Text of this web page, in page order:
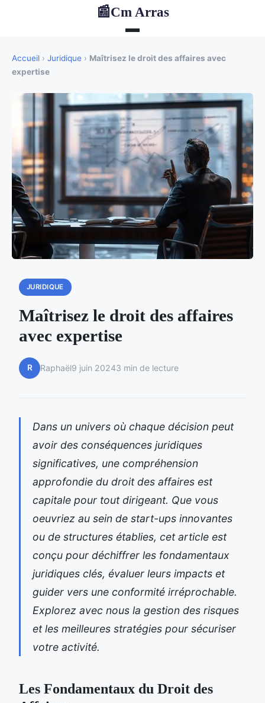
📰Cm Arras
Accueil › Juridique › Maîtrisez le droit des affaires avec
expertise
JURIDIQUE
Maîtrisez le droit des affaires
avec expertise
R Raphaël9 juin 20243 min de lecture
Dans un univers où chaque décision peut
avoir des conséquences juridiques
significatives, une compréhension
approfondie du droit des affaires est
capitale pour tout dirigeant. Que vous
oeuvriez au sein de start-ups innovantes
ou de structures établies, cet article est
conçu pour déchiffrer les fondamentaux
juridiques clés, évaluer leurs impacts et
guider vers une conformité irréprochable.
Explorez avec nous la gestion des risques
et les meilleures stratégies pour sécuriser
votre activité.
Les Fondamentaux du Droit des